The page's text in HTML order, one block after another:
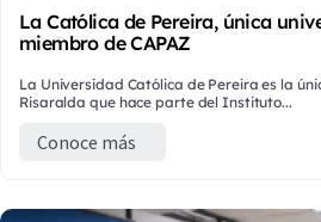
La Católica de Pereira, única
miembro de CAPAZ
La Universidad Católica de Pereira es la
Risaralda que hace parte del Instituto...
Conoce más